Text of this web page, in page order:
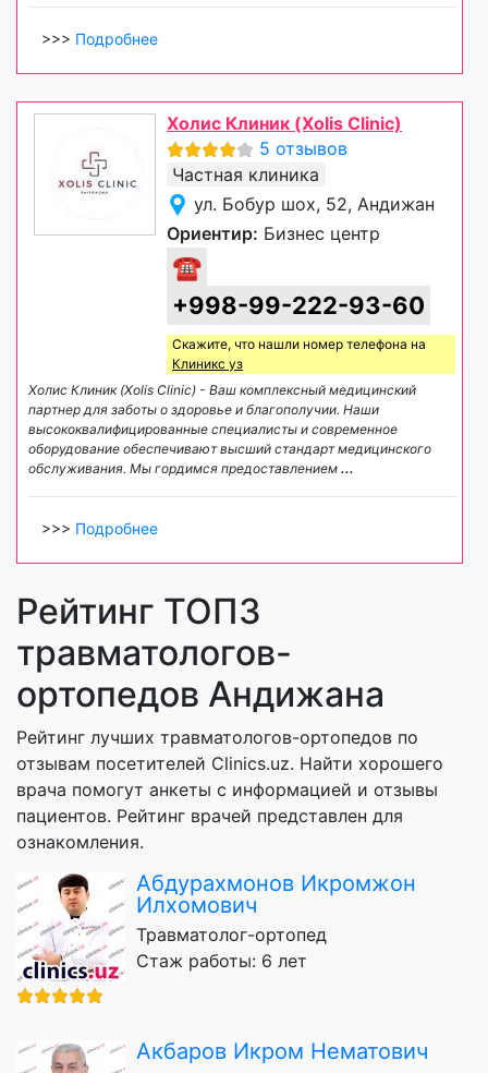
>>> Подробнее
Холис Клиник (Xolis Clinic)
5 отзывов
Частная клиника
ул. Бобур шох, 52, Андижан
Ориентир: Бизнес центр
☎
+998-99-222-93-60
Скажите, что нашли номер телефона на
Клиникс уз
Холис Клиник (Xolis Clinic) - Ваш комплексный медицинский
партнер для заботы о здоровье и благополучии. Наши
высококвалифицированные специалисты и современное
оборудование обеспечивают высший стандарт медицинского
обслуживания. Мы гордимся предоставлением ...
>>> Подробнее
Рейтинг ТОП3
травматологов-
ортопедов Андижана
Рейтинг лучших травматологов-ортопедов по
отзывам посетителей Clinics.uz. Найти хорошего
врача помогут анкеты с информацией и отзывы
пациентов. Рейтинг врачей представлен для
ознакомления.
Абдурахмонов Икромжон
Илхомович
Травматолог-ортопед
Стаж работы: 6 лет
Акбаров Икром Нематович